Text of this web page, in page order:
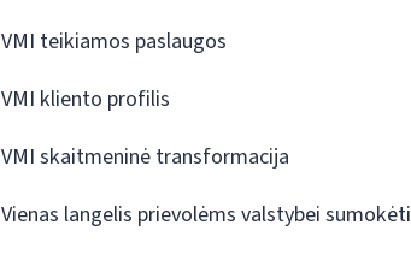
VMI teikiamos paslaugos
VMI kliento profilis
VMI skaitmeninė transformacija
Vienas langelis prievolėms valstybei sumokėti